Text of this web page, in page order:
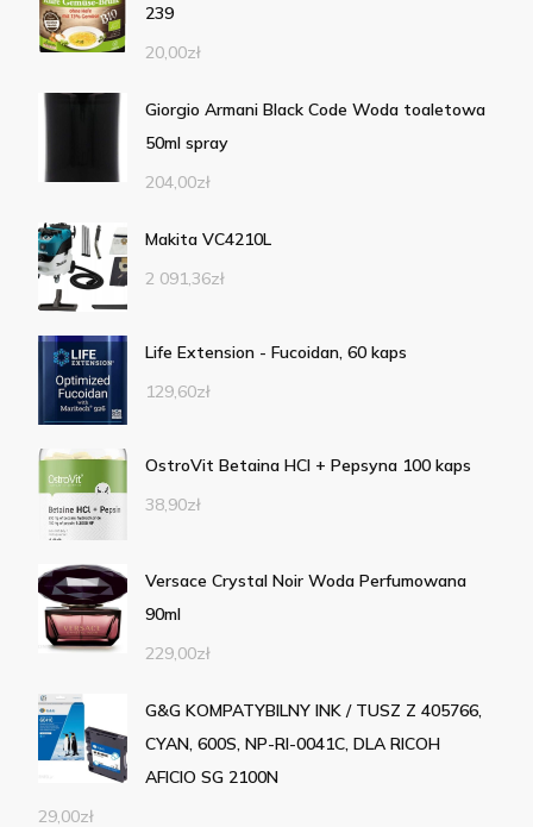
239
20,00zł
Giorgio Armani Black Code Woda toaletowa
50ml spray
204,00zł
Makita VC4210L
2 091,36zł
Life Extension - Fucoidan, 60 kaps
129,60zł
OstroVit Betaina HCl + Pepsyna 100 kaps
38,90zł
Versace Crystal Noir Woda Perfumowana
90ml
229,00zł
G&G KOMPATYBILNY INK / TUSZ Z 405766,
CYAN, 600S, NP-RI-0041C, DLA RICOH
AFICIO SG 2100N
29,00zł